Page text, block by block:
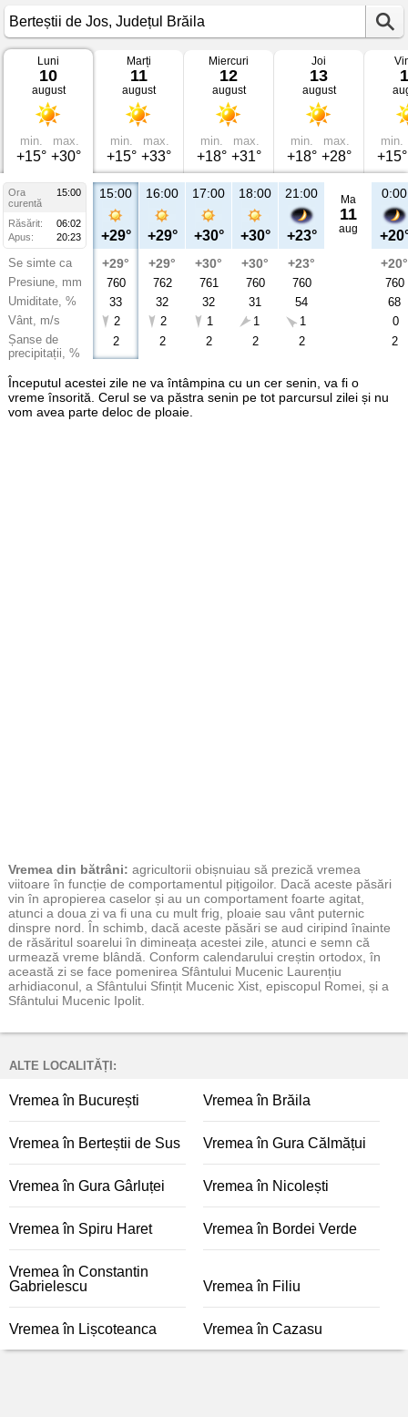
Vremea
Berteștii
Jos
Județul
Brăila
Luni
10
august
min.
+15°
max.
+30°
Marți
11
august
min.
+15°
max.
+33°
Miercuri
12
august
min.
+18°
max.
+31°
Joi
13
august
min.
+18°
max.
+28°
min.
+15°
Ora
15:00
curentă
Răsărit:
06:02
Apus:
20:23
Se simte ca
Presiune, mm
Umiditate, %
Vânt, m/s
Șanse de
precipitații, %
15:00
+29°
+29°
760
33
2
2
16:00
+29°
+29°
762
32
2
2
17:00
+30°
+30°
761
32
1
2
18:00
+30°
+30°
760
31
1
2
21:00
+23°
+23°
760
54
1
2
Ma
11
aug
0:00
+20°
760
68
0
2
Începutul acestei zile ne va întâmpina cu un cer senin, va fi o
vreme însorită. Cerul se va păstra senin pe tot parcursul zilei și nu
vom avea parte deloc de ploaie.
Vremea din bătrâni: agricultorii obișnuiau să prezică vremea
viitoare în funcție de comportamentul pițigoilor. Dacă aceste păsări
vin în apropierea caselor și au un comportament foarte agitat,
atunci a doua zi va fi una cu mult frig, ploaie sau vânt puternic
dinspre nord. În schimb, dacă aceste păsări se aud ciripind înainte
de răsăritul soarelui în dimineața acestei zile, atunci e semn că
urmează vreme blândă. Conform calendarului creștin ortodox, în
această zi se face pomenirea Sfântului Mucenic Laurențiu
arhidiaconul, a Sfântului Sfințit Mucenic Xist, episcopul Romei, și a
Sfântului Mucenic Ipolit.
ALTE LOCALITĂȚI:
Vremea în București Vremea în Brăila
Vremea în Berteștii de Sus Vremea în Gura Călmățui
Vremea în Gura Gârluței Vremea în Nicolești
Vremea în Spiru Haret Vremea în Bordei Verde
Vremea în Constantin
Gabrielescu
Vremea în Filiu
Vremea în Lișcoteanca Vremea în Cazasu